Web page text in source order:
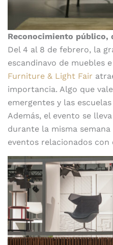
Reconocimiento público,
Del 4 al 8 de febrero, la
escandinavo de muebles
Furniture & Light Fair
importancia. Algo que
emergentes y las
Además, el evento se
durante la misma
eventos relacionados